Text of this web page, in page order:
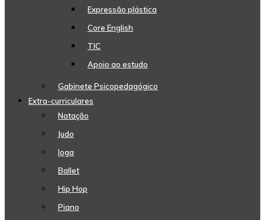
Expressão plástica
Core English
TIC
Apoio ao estudo
Gabinete Psicopedagógico
Extra-curriculares
Natação
Judo
Ioga
Ballet
Hip Hop
Piano